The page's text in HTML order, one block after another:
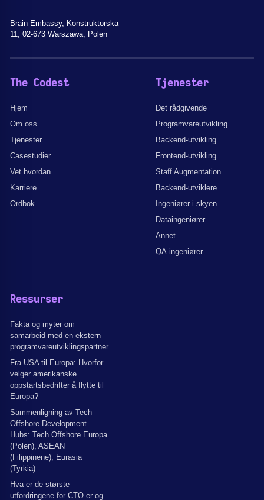
Brain Embassy, Konstruktorska
11, 02-673 Warszawa, Polen
The Codest
Hjem
Om oss
Tjenester
Casestudier
Vet hvordan
Karriere
Ordbok
Tjenester
Det rådgivende
Programvareutvikling
Backend-utvikling
Frontend-utvikling
Staff Augmentation
Backend-utviklere
Ingeniører i skyen
Dataingeniører
Annet
QA-ingeniører
Ressurser
Fakta og myter om
samarbeid med en ekstern
programvareutviklingspartner
Fra USA til Europa: Hvorfor
velger amerikanske
oppstartsbedrifter å flytte til
Europa?
Sammenligning av Tech
Offshore Development
Hubs: Tech Offshore Europa
(Polen), ASEAN
(Filippinene), Eurasia
(Tyrkia)
Hva er de største
utfordringene for CTO-er og